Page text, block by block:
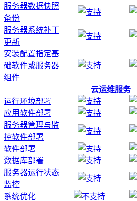
服务器数据快照
备份
服务器系统补丁
更新
安装配置指定基
础软件或服务器
组件
云运维服务
运行环境部署
应用软件部署
服务器管理与监
控软件部署
软件部署
数据库部署
服务器运行状态
监控
系统优化